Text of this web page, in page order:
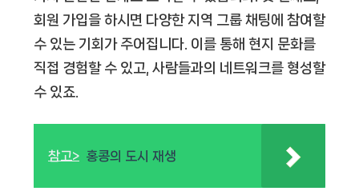
회원 가입을 하시면 다양한 지역 그룹 채팅에 참여할
수 있는 기회가 주어집니다. 이를 통해 현지 문화를
직접 경험할 수 있고, 사람들과의 네트워크를 형성할
수 있죠.
참고> 홍콩의 도시 재생